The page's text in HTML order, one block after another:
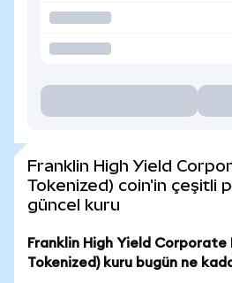
Franklin High Yield
Tokenized) coin'in çeşitli
güncel kuru
Franklin High Yield Corporate
Tokenized) kuru bugün ne